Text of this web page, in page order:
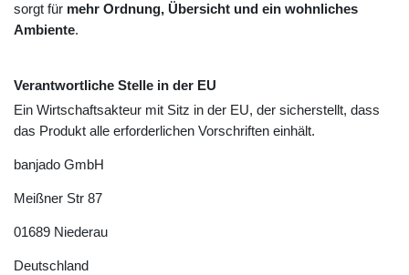
sorgt für mehr Ordnung, Übersicht und ein wohnliches
Ambiente.
Verantwortliche Stelle in der EU
Ein Wirtschaftsakteur mit Sitz in der EU, der sicherstellt, dass
das Produkt alle erforderlichen Vorschriften einhält.
banjado GmbH
Meißner Str 87
01689 Niederau
Deutschland